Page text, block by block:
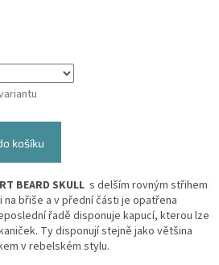
košíku
BEARD SKULL s delším rovným střihem
břiše a v přední části je opatřena
řadě disponuje kapucí, kterou lze
Ty disponují stejně jako většina
v rebelském stylu.